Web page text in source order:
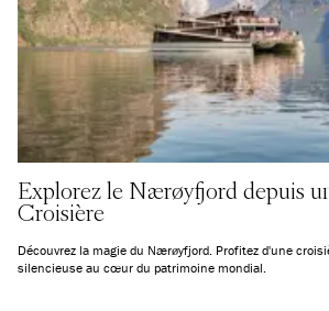
Explorez le Nærøyfjord depuis
Croisière
Découvrez la magie du Nærøyfjord. Profitez d'une
silencieuse au cœur du patrimoine mondial.